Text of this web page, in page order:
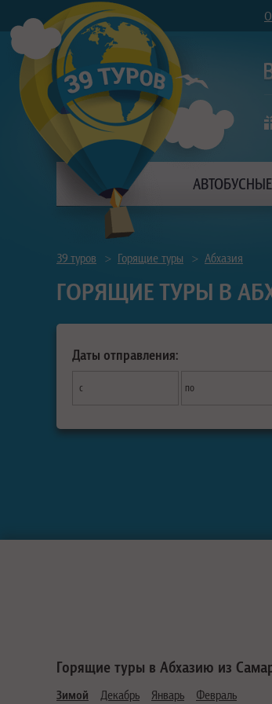
39 туров > Горящие туры > Абхазия
ГОРЯЩИЕ ТУРЫ В
Даты отправления:
с по
Горящие туры в Абхазию из
Зимой Декабрь Январь Февраль